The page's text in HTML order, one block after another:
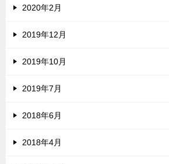
2020年2月
2019年12月
2019年10月
2019年7月
2018年6月
2018年4月